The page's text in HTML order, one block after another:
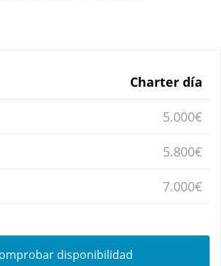
Charter día
5.000€
5.800€
7.000€
disponibilidad